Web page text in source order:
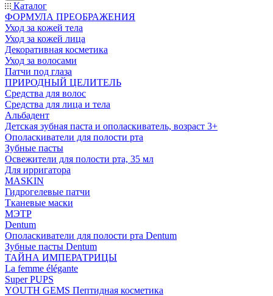
Каталог
ФОРМУЛА ПРЕОБРАЖЕНИЯ
Уход за кожей тела
Уход за кожей лица
Декоративная косметика
Уход за волосами
Патчи под глаза
ПРИРОДНЫЙ ЦЕЛИТЕЛЬ
Средства для волос
Средства для лица и тела
Альбадент
Детская зубная паста и ополаскиватель, возраст 3+
Ополаскиватели для полости рта
Зубные пасты
Освежители для полости рта, 35 мл
Для ирригатора
MASKIN
Гидрогелевые патчи
Тканевые маски
МЭТР
Dentum
Ополаскиватели для полости рта Dentum
Зубные пасты Dentum
ТАЙНА ИМПЕРАТРИЦЫ
La femme élégante
Super PUPS
YOUTH GEMS Пептидная косметика